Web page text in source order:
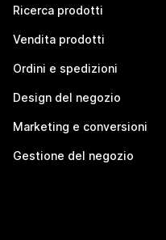
Ricerca prodotti
Vendita prodotti
Ordini e spedizioni
Design del negozio
Marketing e conversioni
Gestione del negozio